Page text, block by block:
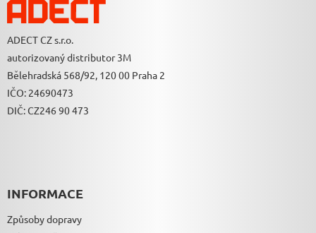
ADECT CZ s.r.o.
autorizovaný distributor 3M
Bělehradská 568/92, 120 00 Praha 2
IČO: 24690473
DIČ: CZ246 90 473
INFORMACE
Způsoby dopravy